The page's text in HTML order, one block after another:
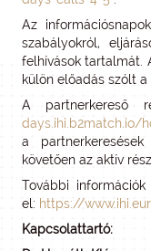
Az
szabályokról,
felhívások tartalmát.
külön előadás szólt
A partnerkereső
days.ihi.b2match.io/
a
követően az aktív
További
el: https://
Kapcsolattartó: